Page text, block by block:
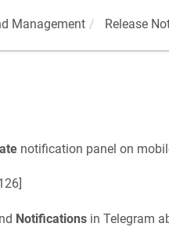
Management Release
notification panel on
]
Notificationsin Telegram